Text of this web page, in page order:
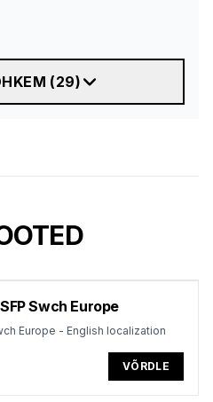
(29)
Swch Europe
Europe - English localization
VÕRDLE